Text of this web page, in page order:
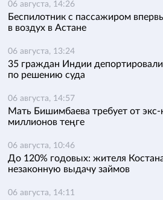
06 августа, 14:26
Беспилотник с пассажиром
в воздух в Астане
06 августа, 13:24
35 граждан Индии
по решению суда
06 августа, 14:57
Мать Бишимбаева требует от экс-
миллионов теңге
06 августа, 10:46
До 120% годовых: жителя
незаконную выдачу займов
06 августа, 14:11